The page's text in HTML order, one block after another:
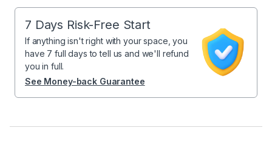
7 Days Risk-Free Start
If anything isn't right with your space, you
have 7 full days to tell us and we'll refund
you in full.
See Money-back Guarantee